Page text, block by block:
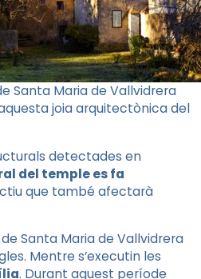
Santa Maria de Vallvidrera
joia arquitectònica del
detectades en
del temple es fa
que també afectarà
Santa Maria de Vallvidrera
Mentre s’executin les
. Durant aquest període